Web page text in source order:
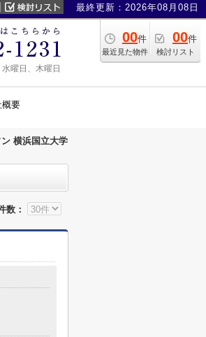
最終更新：2026年08月08日
00件
最近見た物件
00件
検討リスト
曜日、木曜日
概要
ン 横浜国立大学
数：